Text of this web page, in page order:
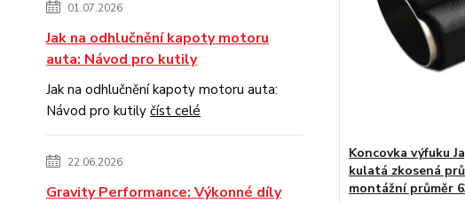
01.07.2026
Jak na odhlučnění kapoty motoru
auta: Návod pro kutily
Jak na odhlučnění kapoty motoru auta:
Návod pro kutily číst celé
22.06.2026
Gravity Performance: Výkonné díly
Koncovka výfuku
kulatá zkosená
montážní průměr